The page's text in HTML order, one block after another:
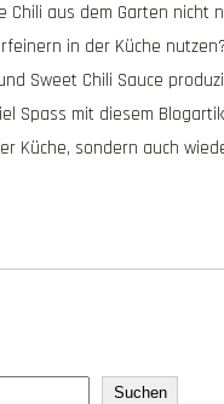
Chili aus dem Garten nicht
in der Küche
Sweet Chili Sauce
Spass mit diesem
Küche, sondern auch
Suchen